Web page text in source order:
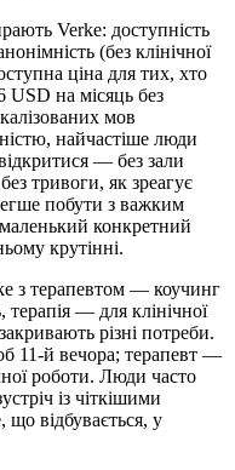
Verke: доступність
(без клінічної
ціна для тих, хто
на місяць без
мов
найчастіше люди
— без зали
тривоги, як зреагує
побути з важким
конкретний
крутінні.
з терапевтом — коучинг
— для клінічної
різні потреби.
11-й вечора; терапевт —
роботи. Люди часто
із чіткішими
відбувається, у